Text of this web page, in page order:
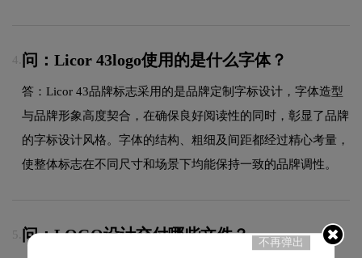
4. 问：Licor 43logo使用的是什么字体？
答：Licor 43品牌标志采用的是品牌定制字标设计，字体造型
与品牌形象高度契合，在确保良好阅读性的同时，彰显了品牌
的字标设计风格。字体的结构、粗细及间距都经过精心考量，
使整体标志在不同尺寸和场景下均能保持一致的品牌调性。
5. 问：LOGO设计交付哪些文件？ 不再弹出